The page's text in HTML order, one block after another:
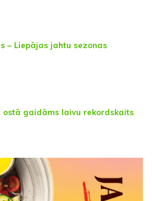
– Liepājas jahtu sezonas
ostā gaidāms laivu rekordskaits